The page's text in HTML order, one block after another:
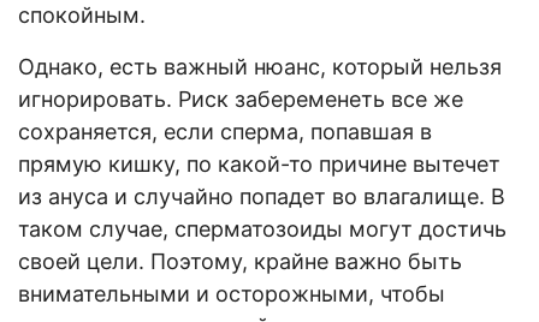
спокойным.
Однако, есть важный нюанс, который нельзя
игнорировать. Риск забеременеть все же
сохраняется, если сперма, попавшая в
прямую кишку, по какой-то причине вытечет
из ануса и случайно попадет во влагалище. В
таком случае, сперматозоиды могут достичь
своей цели. Поэтому, крайне важно быть
внимательными и осторожными, чтобы